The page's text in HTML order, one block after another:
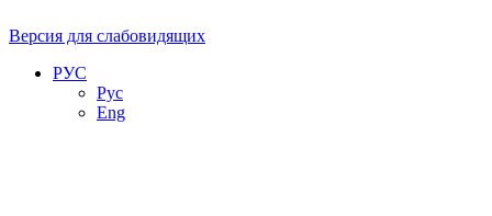
Версия для слабовидящих
РУС
Рус
Eng